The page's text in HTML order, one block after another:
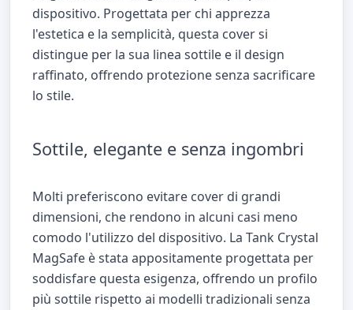
dispositivo. Progettata per chi apprezza
l'estetica e la semplicità, questa cover si
distingue per la sua linea sottile e il design
raffinato, offrendo protezione senza sacrificare
lo stile.
Sottile, elegante e senza ingombri
Molti preferiscono evitare cover di grandi
dimensioni, che rendono in alcuni casi meno
comodo l'utilizzo del dispositivo. La Tank Crystal
MagSafe è stata appositamente progettata per
soddisfare questa esigenza, offrendo un profilo
più sottile rispetto ai modelli tradizionali senza